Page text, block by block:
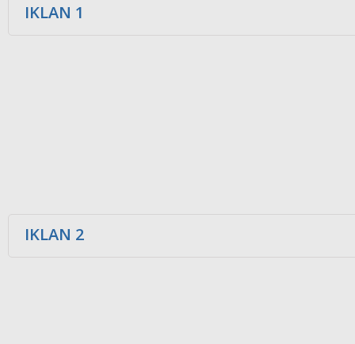
IKLAN 1
IKLAN 2